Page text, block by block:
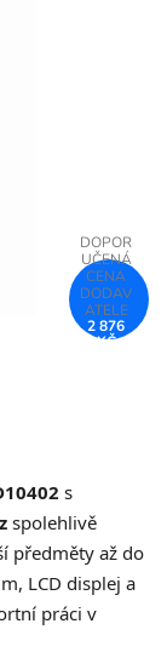
s
spolehlivě
předměty až do
LCD displej a
práci v
2 876
KČ